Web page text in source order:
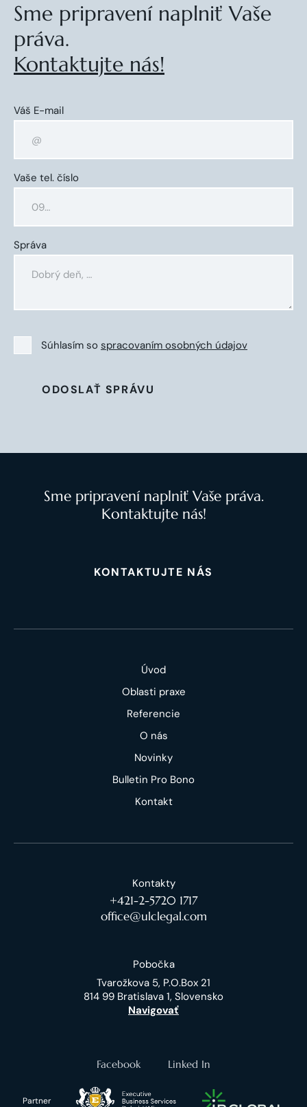
Sme pripravení naplniť Vaše
práva.
Kontaktujte nás!
Váš E-mail
Vaše tel. číslo
Správa
Súhlasím so spracovaním osobných údajov
ODOSLAŤ SPRÁVU
Sme pripravení naplniť Vaše práva.
Kontaktujte nás!
KONTAKTUJTE NÁS
Úvod
Oblasti praxe
Referencie
O nás
Novinky
Bulletin Pro Bono
Kontakt
Kontakty
+421-2-5720 1717
office@ulclegal.com
Pobočka
Tvarožkova 5, P.O.Box 21
814 99 Bratislava 1, Slovensko
Navigovať
Facebook Linked In
Partner